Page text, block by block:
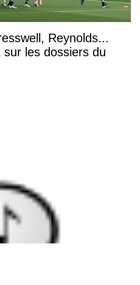
Reynolds...
les dossiers du